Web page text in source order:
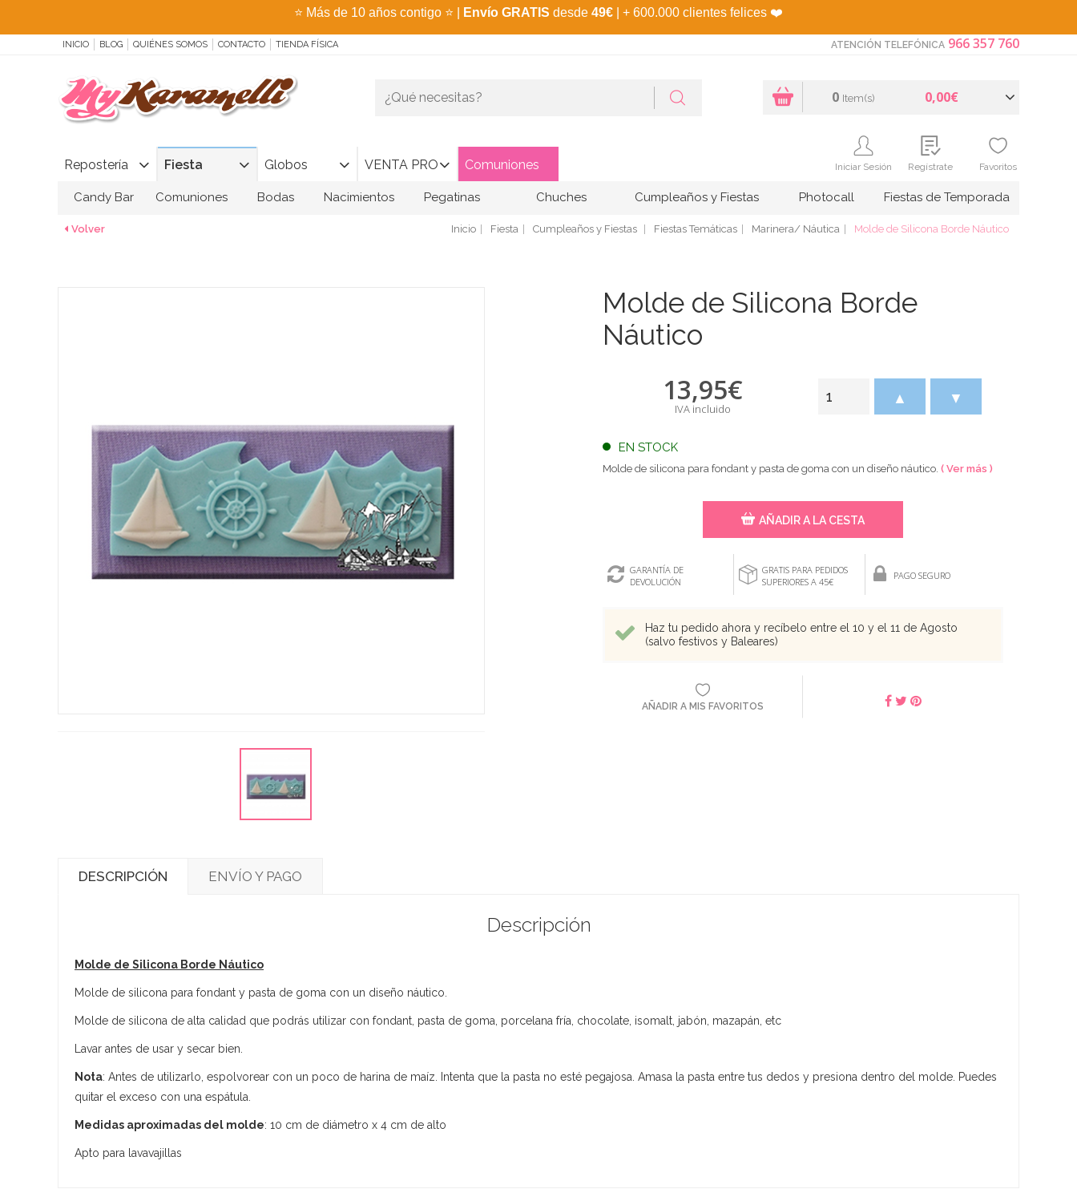
⭐ Más de 10 años contigo ⭐ Envío GRATIS desde 49€ | + 600.000 clientes felices ❤️
INICIO BLOG QUIÉNES SOMOS CONTACTO TIENDA FÍSICA ATENCIÓN TELEFÓNICA 966 357 760
Repostería Fiesta Globos VENTA PRO Comuniones
0 Item(s) 0,00€
Iniciar Sesión Regístrate Favoritos
Candy Bar Comuniones Bodas Nacimientos Pegatinas Chuches Cumpleaños y Fiestas Photocall Fiestas de Temporada
Volver Inicio Fiesta Cumpleaños y Fiestas Fiestas Temáticas Marinera/ Náutica Molde de Silicona Borde Náutico
Molde de Silicona Borde
Náutico
13,95€
IVA incluido
EN STOCK
▲ ▼
Molde de silicona para fondant y pasta de goma con un diseño náutico. ( Ver más )
AÑADIR A LA CESTA
GARANTÍA DE
DEVOLUCIÓN
GRATIS PARA PEDIDOS
SUPERIORES A 45€
PAGO SEGURO
Haz tu pedido ahora y recíbelo entre el 10 y el 11 de Agosto
(salvo festivos y Baleares)
AÑADIR A MIS FAVORITOS
DESCRIPCIÓN ENVÍO Y PAGO
Descripción
Molde de Silicona Borde Náutico
Molde de silicona para fondant y pasta de goma con un diseño náutico.
Molde de silicona de alta calidad que podrás utilizar con fondant, pasta de goma, porcelana fría, chocolate, isomalt, jabón, mazapán, etc
Lavar antes de usar y secar bien.
Nota: Antes de utilizarlo, espolvorear con un poco de harina de maíz. Intenta que la pasta no esté pegajosa. Amasa la pasta entre tus dedos y presiona dentro del molde. Puedes
quitar el exceso con una espátula.
Medidas aproximadas del molde: 10 cm de diámetro x 4 cm de alto
Apto para lavavajillas